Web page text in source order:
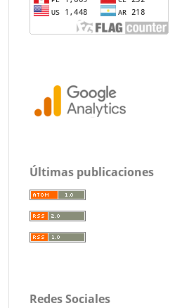
Últimas publicaciones
Redes Sociales